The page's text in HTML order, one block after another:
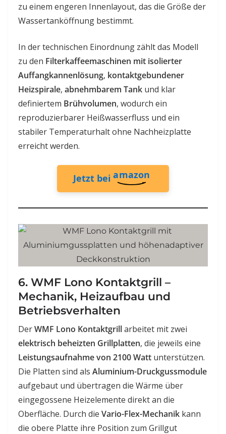
zu einem engeren Innenlayout, das die Größe der
Wassertanköffnung bestimmt.
In der technischen Einordnung zählt das Modell
zu den Filterkaffeemaschinen mit isolierter
Auffangkannenlösung, kontaktgebundener
Heizspirale, abnehmbarem Tank und klar
definiertem Brühvolumen, wodurch ein
reproduzierbarer Heißwasserfluss und ein
stabiler Temperaturhalt ohne Nachheizplatte
erreicht werden.
Jetzt bei amazon
6. WMF Lono Kontaktgrill –
Mechanik, Heizaufbau und
Betriebsverhalten
DerWMF Lono Kontaktgrillarbeitet mit zwei
elektrisch beheizten Grillplatten, die jeweils eine
Leistungsaufnahme von 2100 Watt unterstützen.
Die Platten sind als Aluminium-Druckgussmodule
aufgebaut und übertragen die Wärme über
eingegossene Heizelemente direkt an die
Oberfläche. Durch die Vario-Flex-Mechanik kann
die obere Platte ihre Position zum Grillgut